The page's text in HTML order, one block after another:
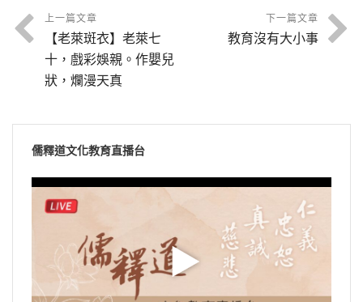
上一篇文章
【老萊斑衣】老萊七
十，戲彩娛親。作嬰兒
狀，爛漫天真
下一篇文章
教育沒有大小事
儒釋道文化教育直播台